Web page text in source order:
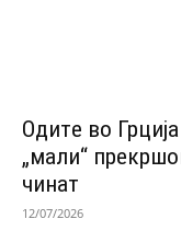
Одитe во
„мали“
чинат
12/07/2026